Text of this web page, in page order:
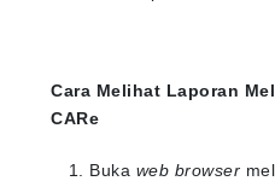
Cara Melihat Laporan
CARe
Buka web browser